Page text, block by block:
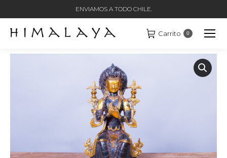
ENVIAMOS A TODO CHILE.
Carrito 0